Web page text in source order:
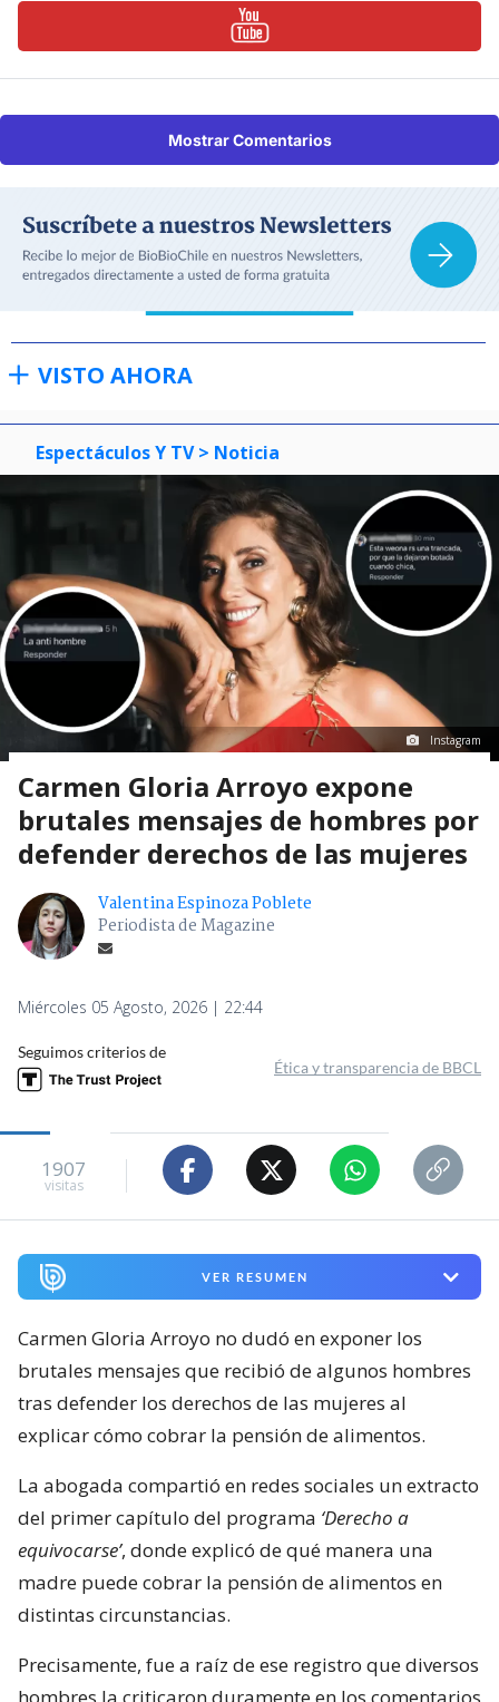
Mostrar Comentarios
VISTO AHORA
Espectáculos Y TV > Noticia
Instagram
Carmen Gloria Arroyo expone
brutales mensajes de hombres por
defender derechos de las mujeres
Valentina Espinoza Poblete
Periodista de Magazine
Miércoles 05 Agosto, 2026 | 22:44
Seguimos criterios de
Ética y transparencia de BBCL
1907
visitas
VER RESUMEN
Carmen Gloria Arroyo no dudó en exponer los
brutales mensajes que recibió de algunos hombres
tras defender los derechos de las mujeres al
explicar cómo cobrar la pensión de alimentos.
La abogada compartió en redes sociales un extracto
del primer capítulo del programa ‘Derecho a
equivocarse’, donde explicó de qué manera una
madre puede cobrar la pensión de alimentos en
distintas circunstancias.
Precisamente, fue a raíz de ese registro que diversos